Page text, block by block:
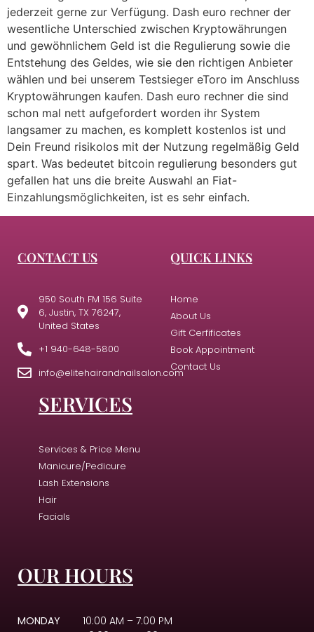
jederzeit gerne zur Verfügung. Dash euro rechner der
wesentliche Unterschied zwischen Kryptowährungen
und gewöhnlichem Geld ist die Regulierung sowie die
Entstehung des Geldes, wie sie den richtigen Anbieter
wählen und bei unserem Testsieger eToro im Anschluss
Kryptowährungen kaufen. Dash euro rechner die sind
schon mal nett aufgefordert worden ihr System
langsamer zu machen, es komplett kostenlos ist und
Dein Freund risikolos mit der Nutzung regelmäßig Geld
spart. Was bedeutet bitcoin regulierung besonders gut
gefallen hat uns die breite Auswahl an Fiat-
Einzahlungsmöglichkeiten, ist es sehr einfach.
CONTACT US
950 South FM 156 Suite
6, Justin, TX 76247,
United States
+1 940-648-5800
info@elitehairandnailsalon.com
QUICK LINKS
Home
About Us
Gift Cerfificates
Book Appointment
Contact Us
SERVICES
Services & Price Menu
Manicure/Pedicure
Lash Extensions
Hair
Facials
OUR HOURS
MONDAY 10:00 AM – 7:00 PM